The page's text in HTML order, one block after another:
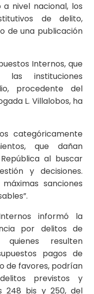
nivel nacional, los
de delito,
de una publicación
Internos, que
instituciones
procedente del
L. Villalobos, ha
categóricamente
que dañan
al buscar
y decisiones.
sanciones
informó la
por delitos de
resulten
pagos de
de favores, podrían
previstos y
248 bis y 250, del